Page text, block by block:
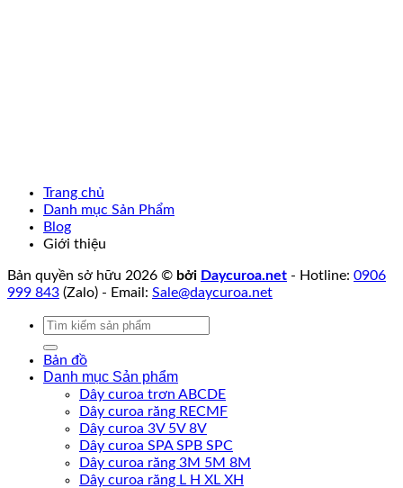
Trang chủ
Danh mục Sản Phẩm
Blog
Giới thiệu
Bản quyền sở hữu 2026 © bởi Daycuroa.net - Hotline: 0906
999 843 (Zalo) - Email: Sale@daycuroa.net
Tìm
Bản đồ
Danh mục Sản phẩm
Dây curoa trơn ABCDE
Dây curoa răng RECMF
Dây curoa 3V 5V 8V
Dây curoa SPA SPB SPC
Dây curoa răng 3M 5M 8M
Dây curoa răng L H XL XH